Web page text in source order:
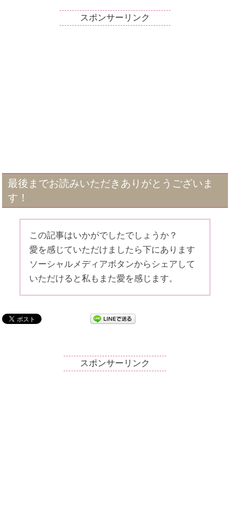
スポンサーリンク
最後までお読みいただきありがとうございま
す！
この記事はいかがでしたでしょうか？
愛を感じていただけましたら下にあります
ソーシャルメディアボタンからシェアして
いただけると私もまた愛を感じます。
スポンサーリンク